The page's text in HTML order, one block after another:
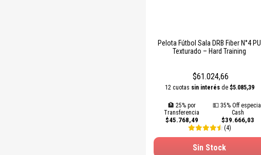
Pelota Fútbol Sala DRB Fiber N°4 PU
Texturado – Hard Training
$61.024,66
12 cuotas sin interésde $5.085,39
🏦 25% por
Transferencia
$45.768,49
💵 35% Off especial
Cash
$39.666,03
(4)
Sin Stock